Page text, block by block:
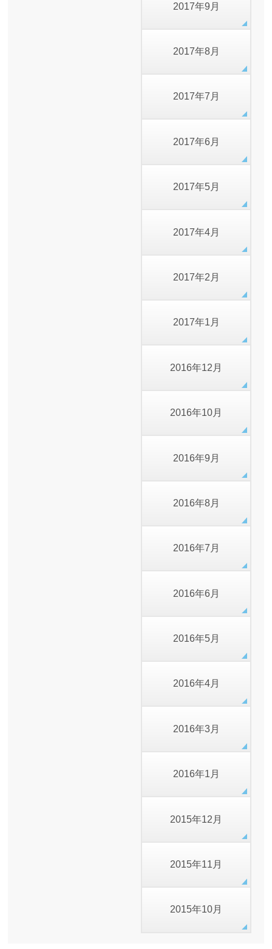
2017年9月
2017年8月
2017年7月
2017年6月
2017年5月
2017年4月
2017年2月
2017年1月
2016年12月
2016年10月
2016年9月
2016年8月
2016年7月
2016年6月
2016年5月
2016年4月
2016年3月
2016年1月
2015年12月
2015年11月
2015年10月